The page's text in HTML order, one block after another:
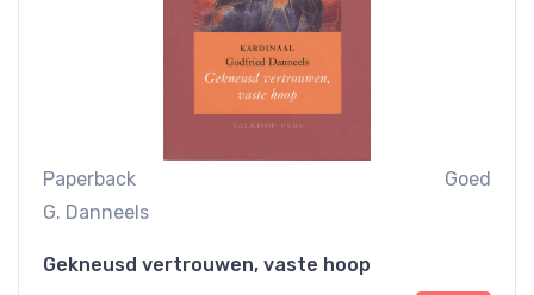
Paperback
Goed
G. Danneels
Gekneusd vertrouwen, vaste hoop